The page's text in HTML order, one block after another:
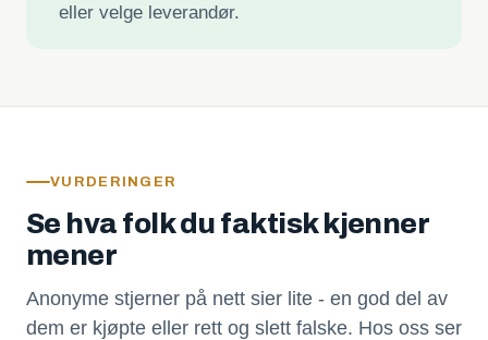
eller velge leverandør.
VURDERINGER
Se hva folk du faktisk kjenner
mener
Anonyme stjerner på nett sier lite - en god del av
dem er kjøpte eller rett og slett falske. Hos oss ser